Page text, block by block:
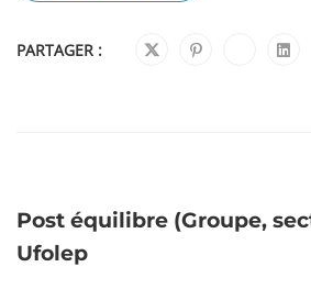
PARTAGER :
Post équilibre (Groupe,
Ufolep